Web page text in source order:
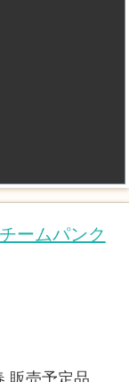
ームパンク